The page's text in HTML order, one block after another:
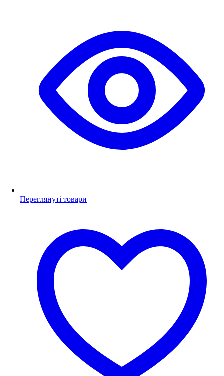
Переглянуті товари